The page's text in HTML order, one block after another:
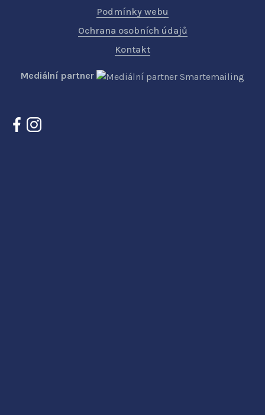
Podmínky webu
Ochrana osobních údajů
Kontakt
Mediální partner